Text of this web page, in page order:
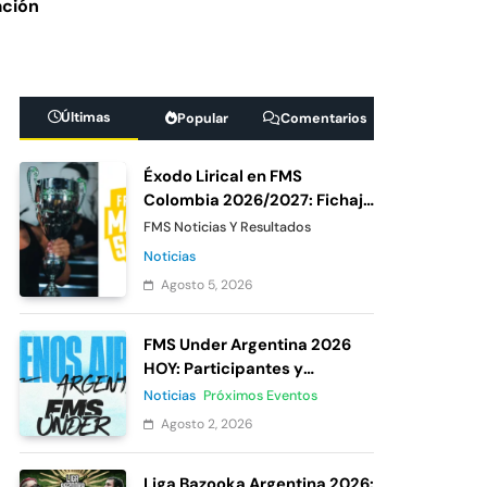
oficial
México 2026:
del cierre de
Últimas Popular Comentarios
Éxodo Lirical en FMS
Colombia 2026/2027: Fichaje
confirmado de Urban
Roosters
FMS Noticias Y Resultados
Noticias
Agosto 5, 2026
FMS Under Argentina 2026
HOY: Participantes y
votación
Noticias Próximos Eventos
Agosto 2, 2026